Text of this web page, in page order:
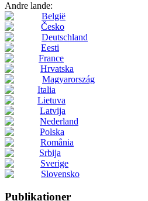
Andre lande:
België
Česko
Deutschland
Eesti
France
Hrvatska
Magyarország
Italia
Lietuva
Latvija
Nederland
Polska
România
Srbija
Sverige
Slovensko
Publikationer